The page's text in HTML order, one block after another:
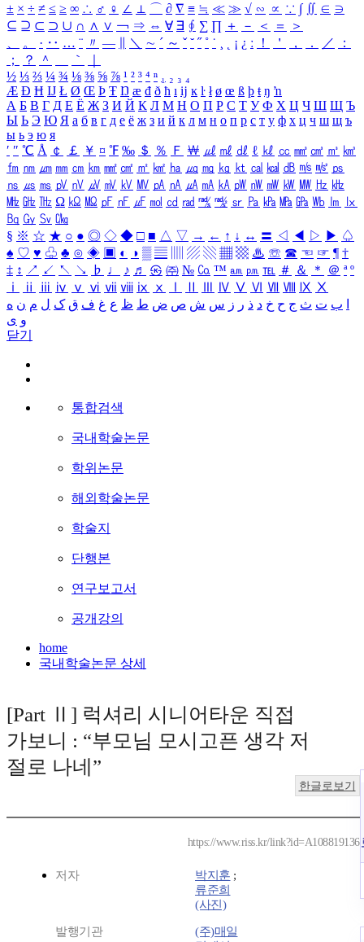
± × ÷ ≠ ≤ ≥ ∞ ∴ ♂ ♀ ∠ ⊥ ⌒ ∂ ∇ ≡ ≒ ≪ ≫ √ ∽ ∝ ∵ ∫ ∬ ∈ ∋
⊆ ⊇ ⊂ ⊃ ∪ ∩ ∧ ∨ ￢ ⇒ ⇔ ∀ ∃ ∮ ∑ ∏ ＋ － ＜ ＝
＞
、
。 · ‥ … ¨ 〃 ― ＼ ∼ ´ ～ ˇ ˘ ˝ ˚ ˙ ¸ ¡ ¿ ː ！ ＇ ， ． ／
：
；
？ ＾ ｀
½ ⅓ ⅔ ¼ ¾ ⅛ ⅜ ⅝ ⅞ ¹ ² ³ ⁴ ⁿ ₁ ₂ ₃ ₄
Æ Ð Ħ Ĳ Ł Ø Œ Þ Ŧ Ŋ æ đ ð ħ ı ĳ ĸ ŀ ł ø œ ß þ ŧ ŋ ŉ
А Б В Г Д Е Ё Ж З И Й К Л М Н О П Р С Т У Ф Х Ц Ч Ш Щ Ъ
Ы Ь Э Ю Я а б в г д е ё ж з и й к л м н о п р с т у ф х ц ч ш щ ъ
ы ь э ю я
′ ″ ℃ Å ￠ ￡ ￥ ¤ ℉ ‰ ＄ ％ Ｆ ￦ ㎕ ㎖ ㎗ ℓ ㎘ ㏄ ㎣ ㎤ ㎥ ㎦
㎙ ㎚ ㎛ ㎜ ㎝ ㎞ ㎟ ㎠ ㎡ ㎢ ㏊ ㎍ ㎎ ㎏ ㏏ ㎈ ㎉ ㏈ ㎧ ㎨ ㎰
㎱ ㎲ ㎳ ㎴ ㎵ ㎶ ㎷ ㎸ ㎹ ㎀ ㎁ ㎂ ㎃ ㎄ ㎺ ㎻ ㎽ ㎾ ㎿ ㎐ ㎑
㎒ ㎓ ㎔ Ω ㏀ ㏁ ㎊ ㎋ ㎌ ㏖ ㏅ ㎭ ㎮ ㎯ ㏛ ㎩ ㎪ ㎫ ㎬ ㏝ ㏐
㏓
㏃ ㏉ ㏜ ㏆
§ ※ ☆ ★ ○ ● ◎ ◇ ◆ □ ■ △ ▽ → ← ↑ ↓ ↔ 〓 ◁ ◀ ▷ ▶ ♤
♠ ♡ ♥ ♧ ♣ ⊙ ◈ ▣ ◐ ◑ ▒ ▤ ▨ ▧ ▦ ▩ ♨ ☏ ☎ ☜ ☞ ¶ †
‡ ↕ ↗ ↙ ↖ ↘ ♭ ♩ ♪ ♬ ㉿ ㈜ № ㏇ ™ ㏂ ㏘ ℡ ＃ ＆ ＊ ＠ ª º
ⅰ
ⅱ ⅲ ⅳ ⅴ ⅵ ⅶ ⅷ ⅸ ⅹ Ⅳ Ⅴ Ⅵ Ⅶ Ⅷ Ⅸ Ⅹ
ب ت ث ج ح خ د ذ ر ز س ش ص ض ط ظ ع غ ف ق ک ل م ن ه
و ی
닫기
통합검색
국내학술논문
학위논문
해외학술논문
학술지
단행본
연구보고서
공개강의
home
국내학술논문 상세
[Part Ⅱ] 럭셔리 시니어타운 직접
가보니 : “부모님 모시고픈 생각 저
절로 나네”
한글로보기
https://www.riss.kr/link?id=A108819136
저자 박지훈 ;
류준희
(사진)
발행기관
(주)매일